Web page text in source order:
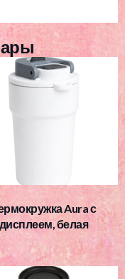
Aura с
дисплеем, белая